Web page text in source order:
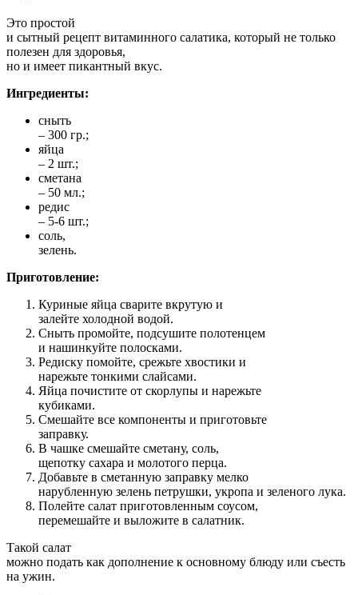
Это простой
и сытный рецепт витаминного салатика, который не только
полезен для здоровья,
но и имеет пикантный вкус.
Ингредиенты:
сныть
– 300 гр.;
яйца
– 2 шт.;
сметана
– 50 мл.;
редис
– 5-6 шт.;
соль,
зелень.
Приготовление:
Куриные яйца сварите вкрутую и
залейте холодной водой.
Сныть промойте, подсушите полотенцем
и нашинкуйте полосками.
Редиску помойте, срежьте хвостики и
нарежьте тонкими слайсами.
Яйца почистите от скорлупы и нарежьте
кубиками.
Смешайте все компоненты и приготовьте
заправку.
В чашке смешайте сметану, соль,
щепотку сахара и молотого перца.
Добавьте в сметанную заправку мелко
нарубленную зелень петрушки, укропа и зеленого лука.
Полейте салат приготовленным соусом,
перемешайте и выложите в салатник.
Такой салат
можно подать как дополнение к основному блюду или съесть
на ужин.